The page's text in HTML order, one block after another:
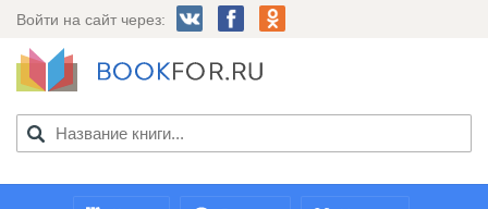
Войти на сайт через: